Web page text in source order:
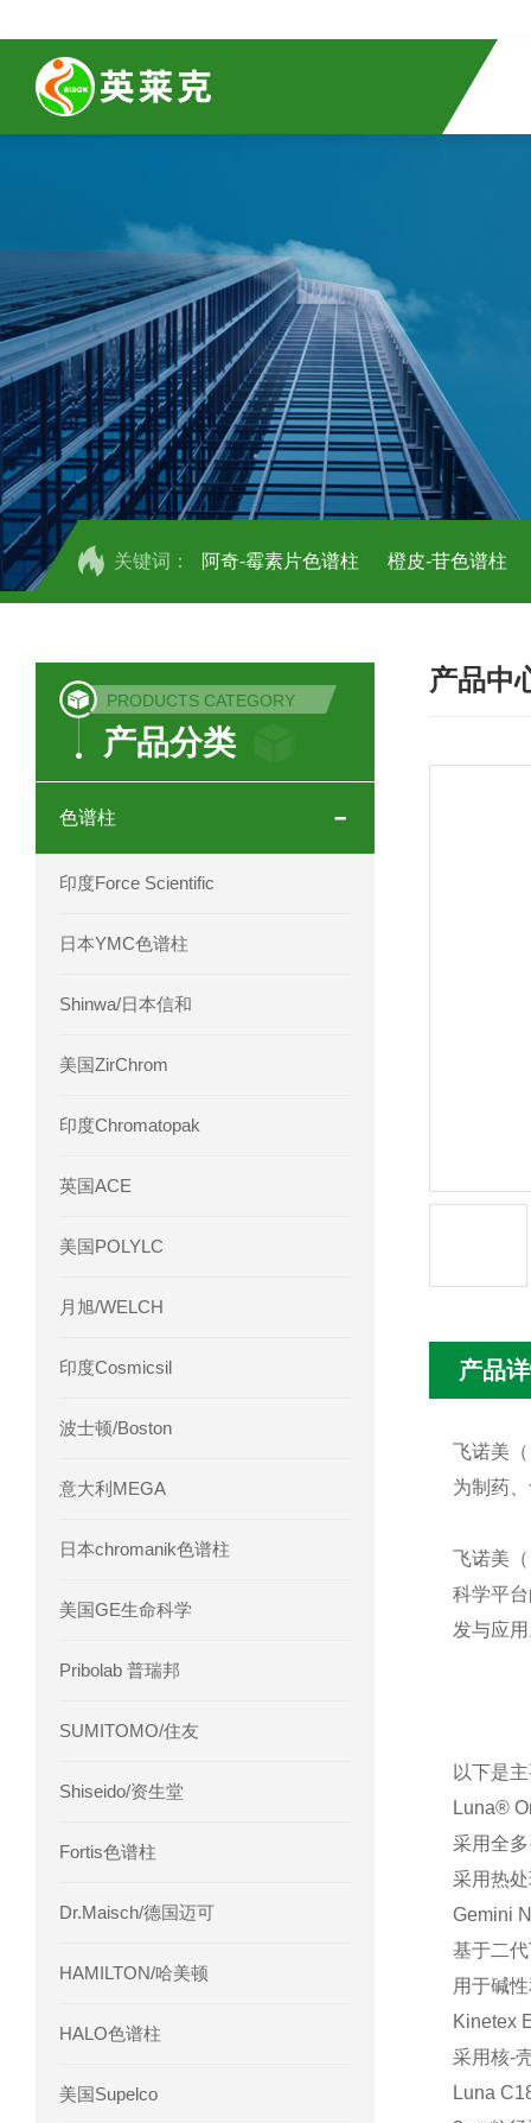
关键词： 阿奇-霉素片色谱柱 橙皮-苷色谱柱
COSMOSIL 1.8PBr五溴苯基色谱柱
菟丝子 柠檬黄色谱柱
印度Force Scientific Rubitas色谱柱
PRODUCTS CATEGORY
产品分类
色谱柱
印度Force Scientific
日本YMC色谱柱
Shinwa/日本信和
美国ZirChrom
印度Chromatopak
英国ACE
美国POLYLC
月旭/WELCH
印度Cosmicsil
波士顿/Boston
意大利MEGA
日本chromanik色谱柱
美国GE生命科学
Pribolab 普瑞邦
SUMITOMO/住友
Shiseido/资生堂
Fortis色谱柱
Dr.Maisch/德国迈可
HAMILTON/哈美顿
HALO色谱柱
美国Supelco
产品中
产品
飞诺美
为制药
飞诺美
科学平
发与应
以下是
Luna®
采用全
采用热
Gemini
基于二
用于碱
Kinetex
采用核-
Luna